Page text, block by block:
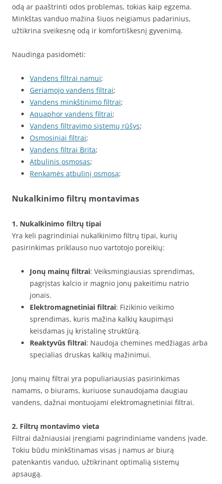
odą ar paaštrinti odos problemas, tokias kaip egzema.
Minkštas vanduo mažina šiuos neigiamus padarinius,
užtikrina sveikesnę odą ir komfortiškesnį gyvenimą.
Naudinga pasidomėti:
Vandens filtrai namui;
Geriamojo vandens filtrai;
Vandens minkštinimo filtrai;
Aquaphor vandens filtrai;
Vandens filtravimo sistemų rūšys;
Osmosiniai filtrai;
Vandens filtrai Brita;
Atbulinis osmosas;
Renkamės atbulinį osmosą;
Nukalkinimo filtrų montavimas
1. Nukalkinimo filtrų tipai
Yra keli pagrindiniai nukalkinimo filtrų tipai, kurių
pasirinkimas priklauso nuo vartotojo poreikių:
Jonų mainų filtrai: Veiksmingiausias sprendimas,
pagrįstas kalcio ir magnio jonų pakeitimu natrio
jonais.
Elektromagnetiniai filtrai: Fizikinio veikimo
sprendimas, kuris mažina kalkių kaupimąsi
keisdamas jų kristalinę struktūrą.
Reaktyvūs filtrai: Naudoja chemines medžiagas arba
specialias druskas kalkių mažinimui.
Jonų mainų filtrai yra populiariausias pasirinkimas
namams, o biurams, kuriuose sunaudojama daugiau
vandens, dažnai montuojami elektromagnetiniai filtrai.
2. Filtrų montavimo vieta
Filtrai dažniausiai įrengiami pagrindiniame vandens įvade.
Tokiu būdu minkštinamas visas į namus ar biurą
patenkantis vanduo, užtikrinant optimalią sistemų
apsaugą.